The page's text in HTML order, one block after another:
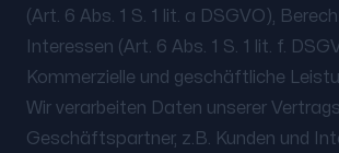
(Art. 6 Abs. 1 S. 1 lit. a DSGVO),
Interessen (Art. 6 Abs. 1 S. 1 lit. f.
Kommerzielle und geschäftliche
Wir verarbeiten Daten unserer
Geschäftspartner, z.B. Kunden und